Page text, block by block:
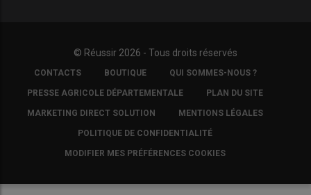
© Réussir 2026 - Tous droits réservés
FOOTER
COPYRIGHT
CONTACTS BOUTIQUE QUI SOMMES-NOUS ?
PRESSE AGRICOLE DÉPARTEMENTALE PLAN DU SITE
MARKETING DIRECT SOLUTION MENTIONS LÉGALES
POLITIQUE DE CONFIDENTIALITÉ
MODIFIER MES PRÉFÉRENCES COOKIES